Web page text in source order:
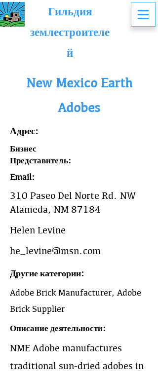
Гильдия
землестроителе
й
New Mexico Earth
Adobes
Адрес:
Бизнес
Представитель:
Email:
310 Paseo Del Norte Rd. NW
Alameda, NM 87184
Helen Levine
he_levine@msn.com
Другие категории:
Adobe Brick Manufacturer, Adobe
Brick Supplier
Описание деятельности:
NME Adobe manufactures
traditional sun-dried adobes in